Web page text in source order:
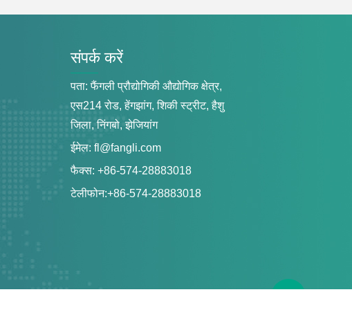
संपर्क करें
पता: फैंगली प्रौद्योगिकी औद्योगिक क्षेत्र,
एस214 रोड, हेंगझांग, शिकी स्ट्रीट, हैशु
जिला, निंगबो, झेजियांग
ईमेल: fl@fangli.com
फैक्स: +86-574-28883018
टेलीफोन:+86-574-28883018